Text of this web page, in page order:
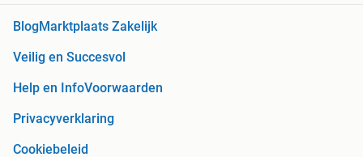
BlogMarktplaats Zakelijk
Veilig en Succesvol
Help en InfoVoorwaarden
Privacyverklaring
Cookiebeleid